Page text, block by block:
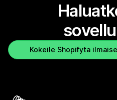
Kokeile Shopifyta